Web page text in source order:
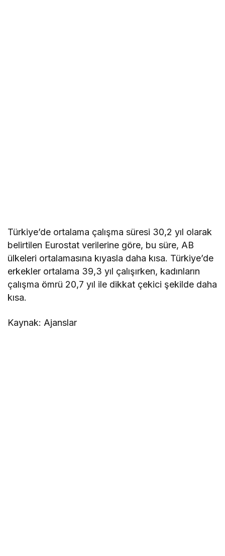
Türkiye’de ortalama çalışma süresi 30,2 yıl olarak
belirtilen Eurostat verilerine göre, bu süre, AB
ülkeleri ortalamasına kıyasla daha kısa. Türkiye’de
erkekler ortalama 39,3 yıl çalışırken, kadınların
çalışma ömrü 20,7 yıl ile dikkat çekici şekilde daha
kısa.
Kaynak: Ajanslar